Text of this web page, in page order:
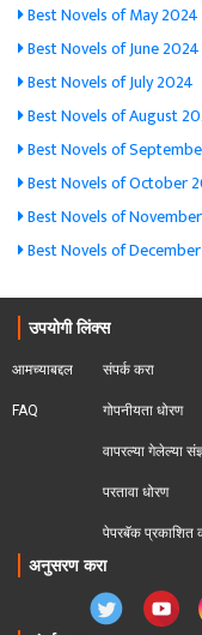
Best Novels of May 2024
Best Novels of June 2024
Best Novels of July 2024
Best Novels of August
Best Novels of
Best Novels of October
Best Novels of
Best Novels of
उपयोगी लिंक्स
आमच्याबद्दल
FAQ
संपर्क करा
गोपनीयता धोरण
वापरल्या गेलेल्या
परतावा धोरण
पेपरबॅक प्रकाशित
अनुसरण करा